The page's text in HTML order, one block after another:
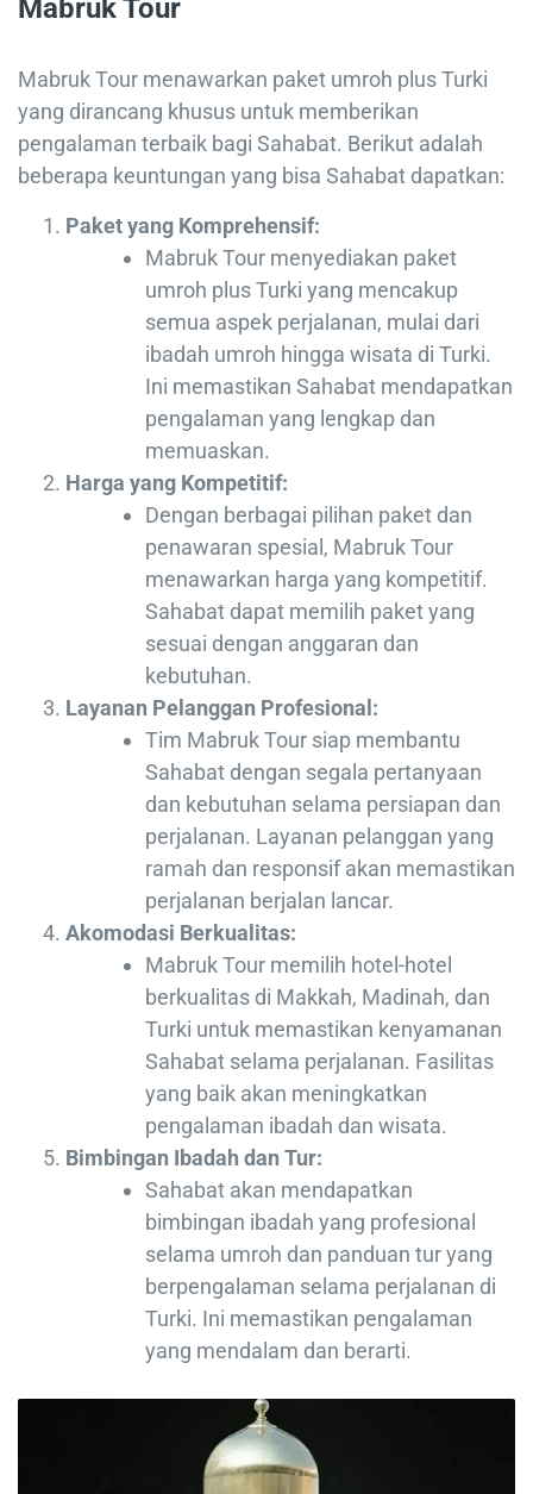
Mabruk Tour
Mabruk Tour menawarkan paket umroh plus Turki
yang dirancang khusus untuk memberikan
pengalaman terbaik bagi Sahabat. Berikut adalah
beberapa keuntungan yang bisa Sahabat dapatkan:
Paket yang Komprehensif:
Mabruk Tour menyediakan paket
umroh plus Turki yang mencakup
semua aspek perjalanan, mulai dari
ibadah umroh hingga wisata di Turki.
Ini memastikan Sahabat mendapatkan
pengalaman yang lengkap dan
memuaskan.
Harga yang Kompetitif:
Dengan berbagai pilihan paket dan
penawaran spesial, Mabruk Tour
menawarkan harga yang kompetitif.
Sahabat dapat memilih paket yang
sesuai dengan anggaran dan
kebutuhan.
Layanan Pelanggan Profesional:
Tim Mabruk Tour siap membantu
Sahabat dengan segala pertanyaan
dan kebutuhan selama persiapan dan
perjalanan. Layanan pelanggan yang
ramah dan responsif akan memastikan
perjalanan berjalan lancar.
Akomodasi Berkualitas:
Mabruk Tour memilih hotel-hotel
berkualitas di Makkah, Madinah, dan
Turki untuk memastikan kenyamanan
Sahabat selama perjalanan. Fasilitas
yang baik akan meningkatkan
pengalaman ibadah dan wisata.
Bimbingan Ibadah dan Tur:
Sahabat akan mendapatkan
bimbingan ibadah yang profesional
selama umroh dan panduan tur yang
berpengalaman selama perjalanan di
Turki. Ini memastikan pengalaman
yang mendalam dan berarti.